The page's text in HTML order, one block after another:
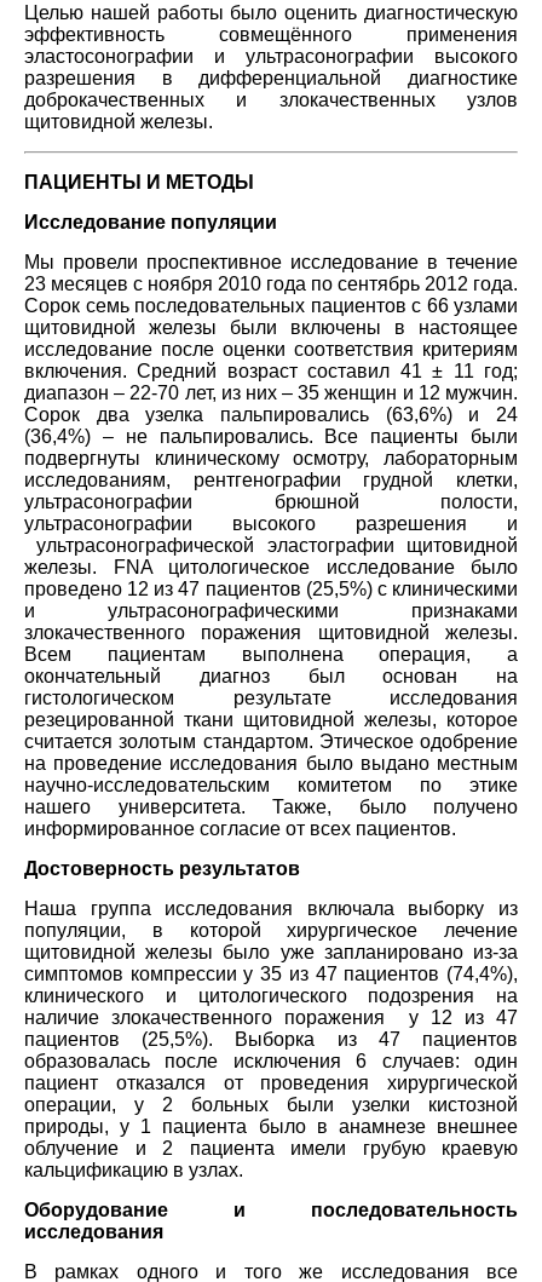
Целью нашей работы было оценить диагностическую
эффективность совмещённого применения
эластосонографии и ультрасонографии высокого
разрешения в дифференциальной диагностике
доброкачественных и злокачественных узлов
щитовидной железы.
ПАЦИЕНТЫ И МЕТОДЫ
Исследование популяции
Мы провели проспективное исследование в течение
23 месяцев с ноября 2010 года по сентябрь 2012 года.
Сорок семь последовательных пациентов с 66 узлами
щитовидной железы были включены в настоящее
исследование после оценки соответствия критериям
включения. Средний возраст составил 41 ± 11 год;
диапазон – 22-70 лет, из них – 35 женщин и 12 мужчин.
Сорок два узелка пальпировались (63,6%) и 24
(36,4%) – не пальпировались. Все пациенты были
подвергнуты клиническому осмотру, лабораторным
исследованиям, рентгенографии грудной клетки,
ультрасонографии брюшной полости,
ультрасонографии высокого разрешения и
ультрасонографической эластографии щитовидной
железы. FNA цитологическое исследование было
проведено 12 из 47 пациентов (25,5%) с клиническими
и ультрасонографическими признаками
злокачественного поражения щитовидной железы.
Всем пациентам выполнена операция, а
окончательный диагноз был основан на
гистологическом результате исследования
резецированной ткани щитовидной железы, которое
считается золотым стандартом. Этическое одобрение
на проведение исследования было выдано местным
научно-исследовательским комитетом по этике
нашего университета. Также, было получено
информированное согласие от всех пациентов.
Достоверность результатов
Наша группа исследования включала выборку из
популяции, в которой хирургическое лечение
щитовидной железы было уже запланировано из-за
симптомов компрессии у 35 из 47 пациентов (74,4%),
клинического и цитологического подозрения на
наличие злокачественного поражения у 12 из 47
пациентов (25,5%). Выборка из 47 пациентов
образовалась после исключения 6 случаев: один
пациент отказался от проведения хирургической
операции, у 2 больных были узелки кистозной
природы, у 1 пациента было в анамнезе внешнее
облучение и 2 пациента имели грубую краевую
кальцификацию в узлах.
Оборудование и последовательность
исследования
В рамках одного и того же исследования все